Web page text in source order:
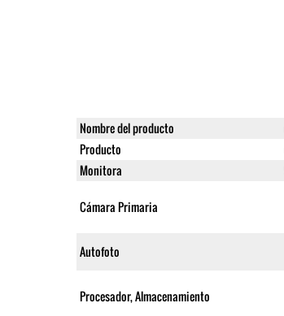
Nombre del producto
Producto
Monitora
Cámara Primaria
Autofoto
Procesador, Almacenamiento